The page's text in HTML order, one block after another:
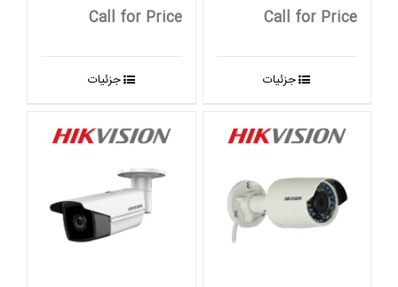
Call for Price
جزئیات
Call for Price
جزئیات